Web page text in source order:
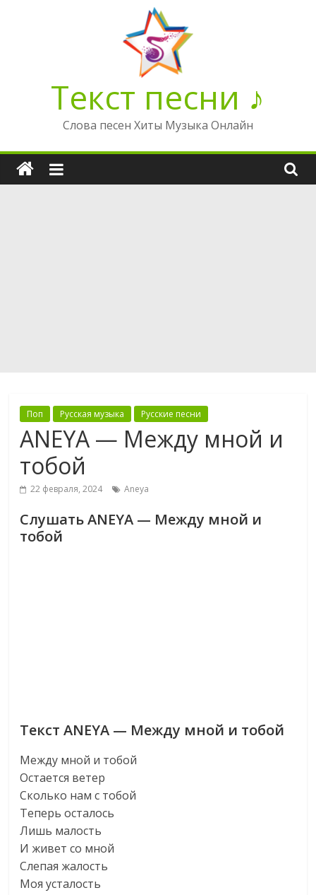
Текст песни ♪
Слова песен Хиты Музыка Онлайн
Поп Русская музыка Русские песни
ANEYA — Между мной и
тобой
22 февраля, 2024 Aneya
Слушать ANEYA — Между мной и
тобой
Текст ANEYA — Между мной и тобой
Между мной и тобой
Остается ветер
Сколько нам с тобой
Теперь осталось
Лишь малость
И живет со мной
Слепая жалость
Моя усталость